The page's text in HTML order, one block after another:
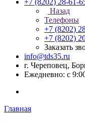
+7 (8202) 28‑61-
Назад
Телефоны
+7 (8202)
+7 (8202)
Заказать
info@tds35.ru
г. Череповец,
Ежедневно: с
Главная